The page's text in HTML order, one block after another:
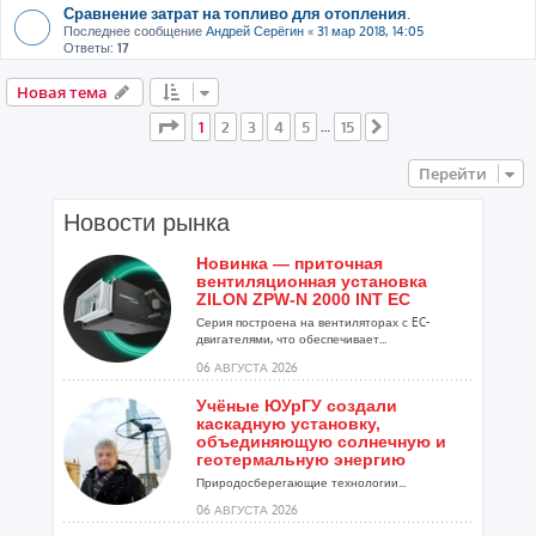
Сравнение затрат на топливо для отопления.
Последнее сообщение Андрей Серёгин « 31 мар 2018, 14:05
Ответы: 17
Новая тема
Страница
из 15
1 2 3 4 5 15
Перейти
Новости рынка
Новинка — приточная
вентиляционная установка
ZILON ZPW-N 2000 INT EC
Серия построена на вентиляторах с EC-
двигателями, что обеспечивает...
06 АВГУСТА 2026
Учёные ЮУрГУ создали
каскадную установку,
объединяющую солнечную и
геотермальную энергию
Природосберегающие технологии...
06 АВГУСТА 2026